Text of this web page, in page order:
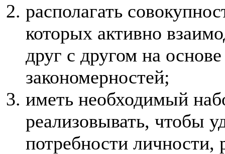
располагать
которых активно
друг с другом на
закономерностей;
иметь необходимый
реализовывать, чтобы
потребности личности,